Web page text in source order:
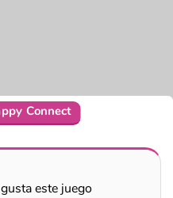
Connect
este juego